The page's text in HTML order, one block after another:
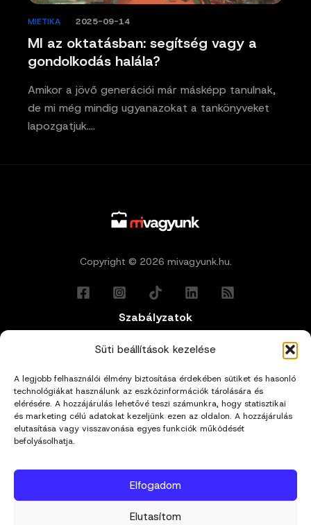
Süti beállítások kezelése
A legjobb felhasználói élmény biztosítása érdekében sütiket és hasonló
technológiákat használunk az eszközinformációk tárolására és
elérésére. A hozzájárulás lehetővé teszi számunkra, hogy statisztikai
és marketing célú adatokat kezeljünk ezen az oldalon. A hozzájárulás
elutasítása vagy visszavonása egyes funkciók működését
befolyásolhatja.
Elfogadom
Elutasítom
MI az oktatásban: segítség vagy a
gondolkodás halála?
MIETIKA 2025-09-14
Amikor a jövő generációi már másképp tanulnak,
de mi még mindig ugyanazokat a tankönyveket
lapozgatjuk.…
Copyright © 2026 mivagyunk.hu.
Szabályzatok
Általános Felhasználási Feltételek
Adatkezelési Tájékoztató
Impresszum
Kapcsolat